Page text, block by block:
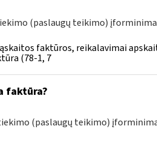
(paslaugų teikimo)
faktūros, reikalavimai
(78-1, 7
faktūra?
(paslaugų teikimo)